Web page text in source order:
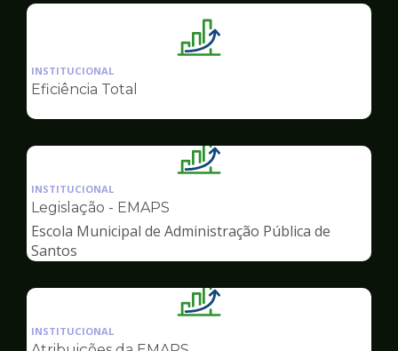
Ilustração
Gestão
INSTITUCIONAL
Eficiência Total
Ilustração
de
Gestão
INSTITUCIONAL
Legislação - EMAPS
Escola Municipal de Administração Pública de
Santos
Ilustração
INSTITUCIONAL